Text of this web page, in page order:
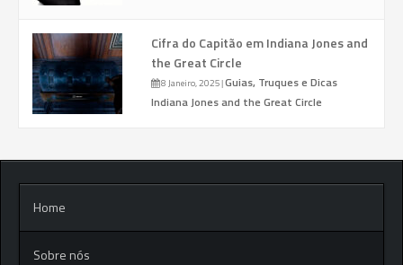
Cifra do Capitão em Indiana Jones and
the Great Circle
8 Janeiro, 2025|Guias, Truques e Dicas
Indiana Jones and the Great Circle
Home
Sobre nós